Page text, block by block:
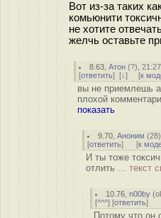
Вот из-за таких
комьюнити
не хотите
желчь оставьте
8.63 ,Атон (?),
[ответить] [↓] [к
вы не приемлешь
плохой
показать
9.70 ,Аноним (28
[ответить] [к
И ты тоже
отлить ... текст
10.76 ,n00by (
[^^^] [ответить]
Потому что он